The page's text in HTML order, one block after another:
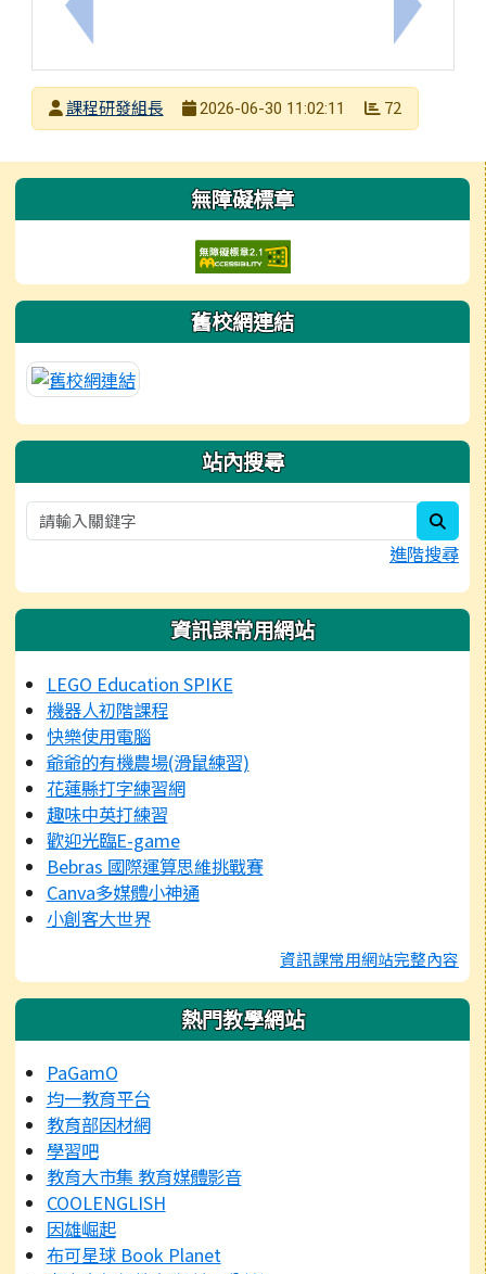
上一筆：轉知國立臺灣科技大學辦理「AI導入時空學
下一筆：
發布者
課程研發組長
2026-06-30 11:02:11 72
左邊區域內容 無障礙標章
舊校網連結
站內搜尋
進階搜尋
資訊課常用網站
LEGO Education SPIKE
機器人初階課程
快樂使用電腦
爺爺的有機農場(滑鼠練習)
花蓮縣打字練習網
趣味中英打練習
歡迎光臨E-game
Bebras 國際運算思維挑戰賽
Canva多媒體小神通
小創客大世界
資訊課常用網站完整內容
熱門教學網站
PaGamO
均一教育平台
教育部因材網
學習吧
教育大市集 教育媒體影音
COOLENGLISH
因雄崛起
布可星球 Book Planet